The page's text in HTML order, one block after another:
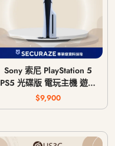
Sony 索尼 PlayStation 5
PS5 光碟版 電玩主機 遊戲
主機 CFI-1018A / CFI-
1118A / CFI-1218A
$9,900